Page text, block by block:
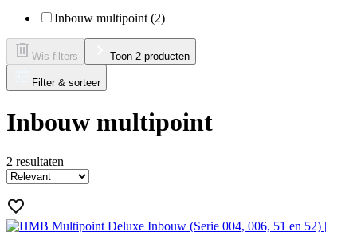
Inbouw multipoint (2)
Wis filters Toon 2 producten
Filter & sorteer
Inbouw multipoint
2 resultaten